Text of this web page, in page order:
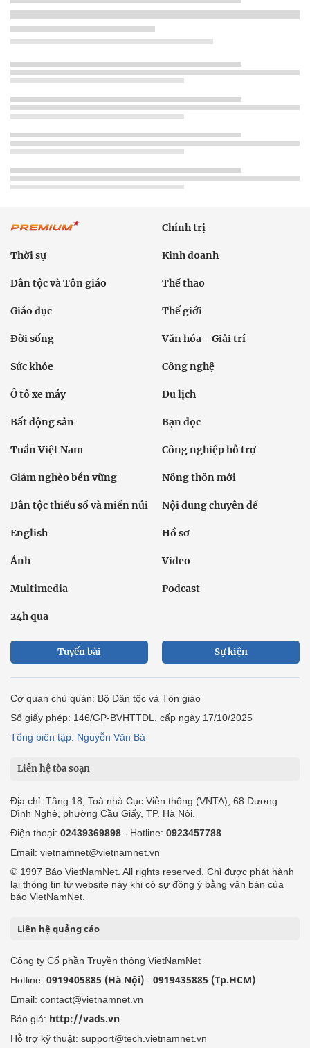
Chính trị
Thời sự Kinh doanh
Dân tộc và Tôn giáo Thể thao
Giáo dục Thế giới
Đời sống Văn hóa - Giải trí
Sức khỏe Công nghệ
Ô tô xe máy Du lịch
Bất động sản Bạn đọc
Tuần Việt Nam Công nghiệp hỗ trợ
Giảm nghèo bền vững Nông thôn mới
Dân tộc thiểu số và miền núi Nội dung chuyên đề
English Hồ sơ
Ảnh Video
Multimedia Podcast
24h qua
Tuyến bài Sự kiện
Cơ quan chủ quản: Bộ Dân tộc và Tôn giáo
Số giấy phép: 146/GP-BVHTTDL, cấp ngày 17/10/2025
Tổng biên tập: Nguyễn Văn Bá
Liên hệ tòa soạn
Địa chỉ: Tầng 18, Toà nhà Cục Viễn thông (VNTA), 68 Dương
Đình Nghệ, phường Cầu Giấy, TP. Hà Nội.
Điện thoại: 02439369898 - Hotline: 0923457788
Email: vietnamnet@vietnamnet.vn
© 1997 Báo VietNamNet. All rights reserved. Chỉ được phát hành
lại thông tin từ website này khi có sự đồng ý bằng văn bản của
báo VietNamNet.
Liên hệ quảng cáo
Công ty Cổ phần Truyền thông VietNamNet
Hotline: 0919405885 (Hà Nội) - 0919435885 (Tp.HCM)
Email: contact@vietnamnet.vn
Báo giá: http://vads.vn
Hỗ trợ kỹ thuật: support@tech.vietnamnet.vn